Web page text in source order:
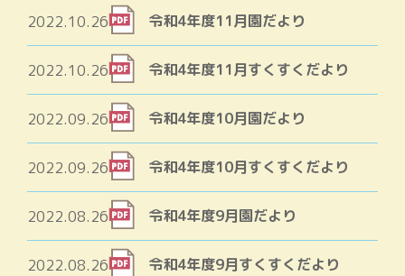
2022.10.26 令和4年度11月園だより
2022.10.26 令和4年度11月すくすくだより
2022.09.26 令和4年度10月園だより
2022.09.26 令和4年度10月すくすくだより
2022.08.26 令和4年度9月園だより
2022.08.26 令和4年度9月すくすくだより